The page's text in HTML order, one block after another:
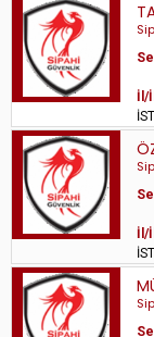
İl/
İl/